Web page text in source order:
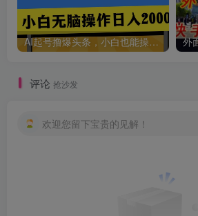
AI起号撸爆头条，小白也能操作，日入2000+
评论 抢沙发
欢迎您留下宝贵的见解！